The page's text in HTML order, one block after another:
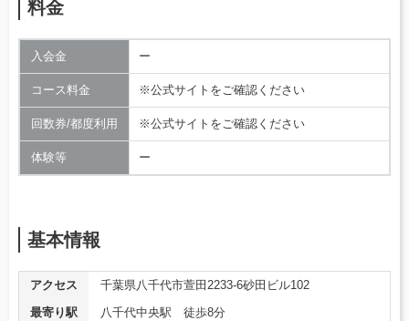
料金
入会金 ー
コース料金 ※公式サイトをご確認ください
回数券/都度利用 ※公式サイトをご確認ください
体験等 ー
基本情報
アクセス
千葉県八千代市萱田2233-6砂田ビル102
最寄り駅
八千代中央駅 徒歩8分